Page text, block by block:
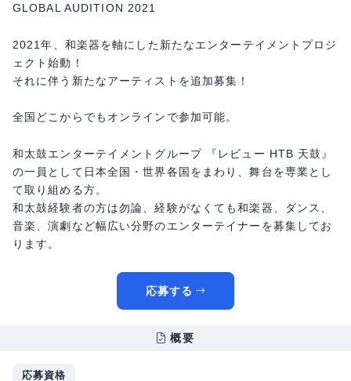
GLOBAL AUDITION 2021
2021年、和楽器を軸にした新たなエンターテイメントプロジ
ェクト始動！
それに伴う新たなアーティストを追加募集！
全国どこからでもオンラインで参加可能。
和太鼓エンターテイメントグループ 『レビュー HTB 天鼓』
の一員として日本全国・世界各国をまわり、舞台を専業とし
て取り組める方。
和太鼓経験者の方は勿論、経験がなくても和楽器、ダンス、
音楽、演劇など幅広い分野のエンターテイナーを募集してお
ります。
応募する
概要
応募資格